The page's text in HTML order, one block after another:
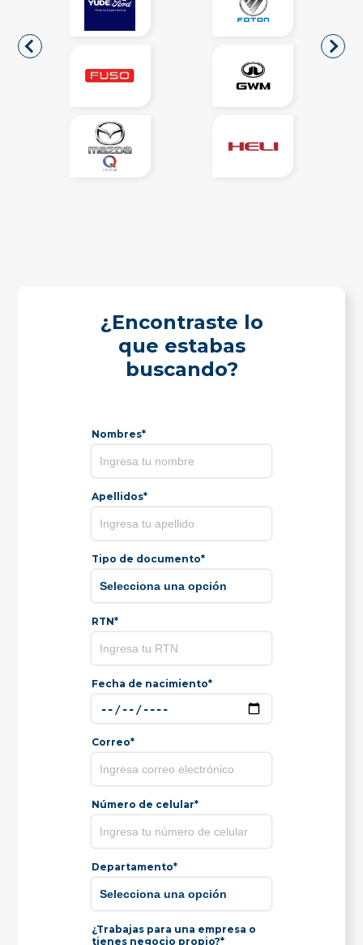
¿Encontraste lo
que estabas
buscando?
Nombres*
Apellidos*
Tipo de documento*
RTN*
Fecha de nacimiento*
Correo*
Número de celular*
Departamento*
¿Trabajas para una empresa o
tienes negocio propio?*